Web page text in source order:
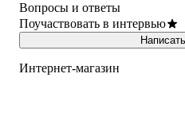
Вопросы и ответы
Поучаствовать в интервью
Интернет-магазин